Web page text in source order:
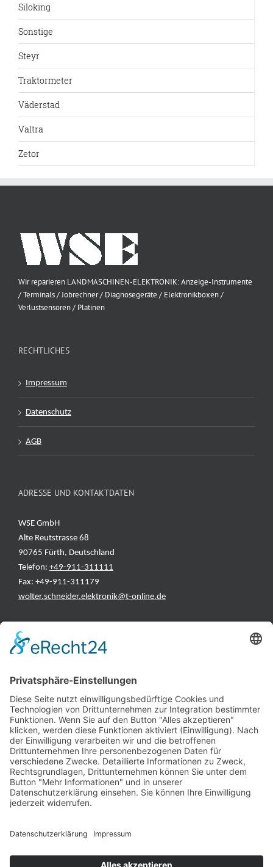
Siloking
Sonstige
Steyr
Traktormeter
Väderstad
Valtra
Zetor
Wir reparieren LANDMASCHINEN-ELEKTRONIK: Anzeige-Instrumente
/ Terminals / Jobrechner / Diagnosegeräte / Elektronikboxen /
Verlustsensoren / Platinen
RECHTLICHES
Impressum
Datenschutz
AGB
ADRESSE UND KONTAKTDATEN
WSE GmbH
Alte Reutstrasse 68
90765 Fürth, Deutschland
Telefon: +49-911-311111
Fax: +49-911-311179
wolter.schneider.elektronik@t-online.de
INFORMATIONEN
Hersteller
Fehlerliste
Impressum
Datenschutzerklärung